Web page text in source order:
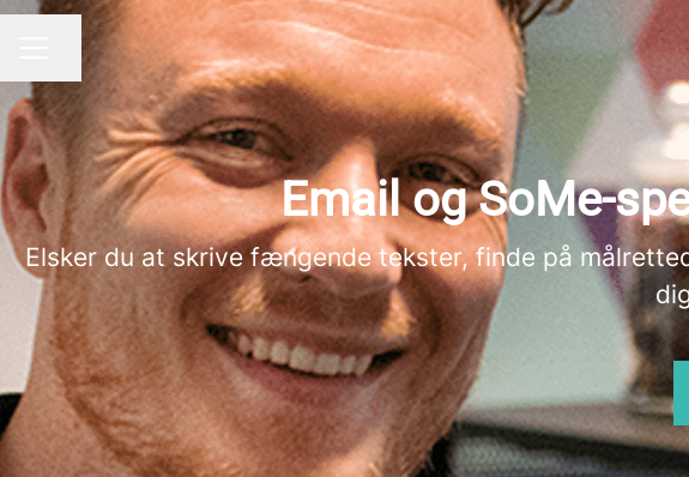
KARRIEREMENU
Del side
Email og SoMe-
Elsker du at skrive fængende tekster, finde på